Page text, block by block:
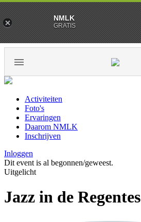
Activiteiten
Foto's
Ervaringen
Daarom NMLK
Inschrijven
Inloggen
Dit event is al begonnen/geweest.
Uitgelicht
Jazz in de Regentes
NMLK
GRATIS